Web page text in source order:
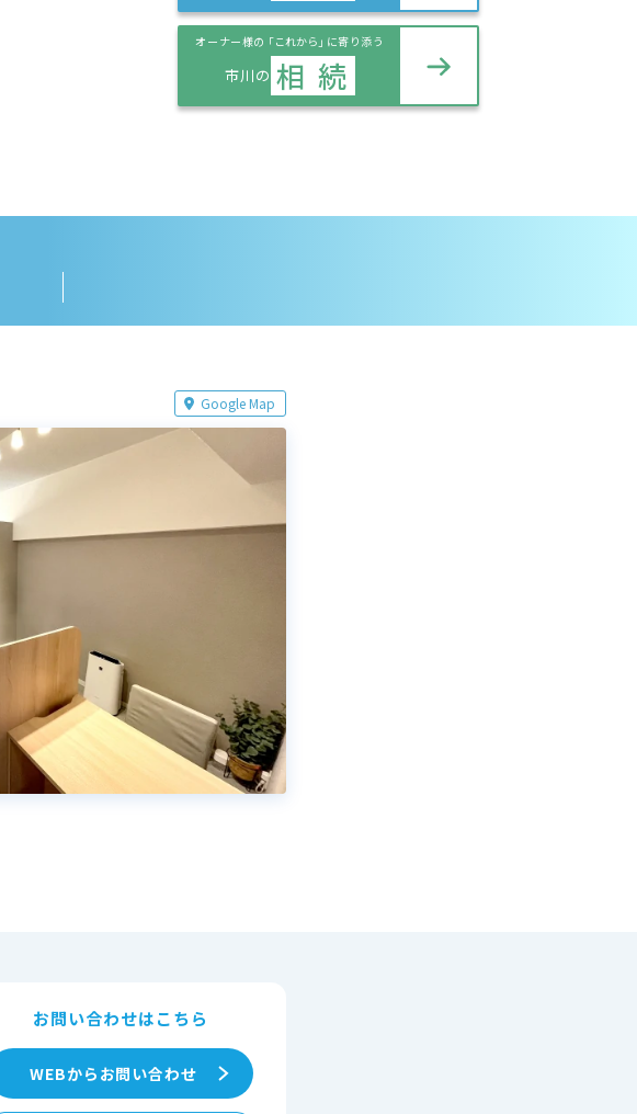
オーナー様の「これから」に寄り添う
市川の 相 続
Google Map
お問い合わせはこちら
WEBからお問い合わせ